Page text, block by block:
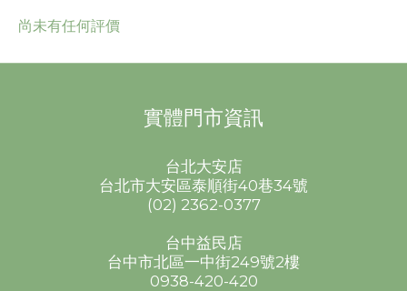
尚未有任何評價
實體門市資訊
台北大安店
台北市大安區泰順街40巷34號
(02) 2362-0377
台中益民店
台中市北區一中街249號2樓
0938-420-420